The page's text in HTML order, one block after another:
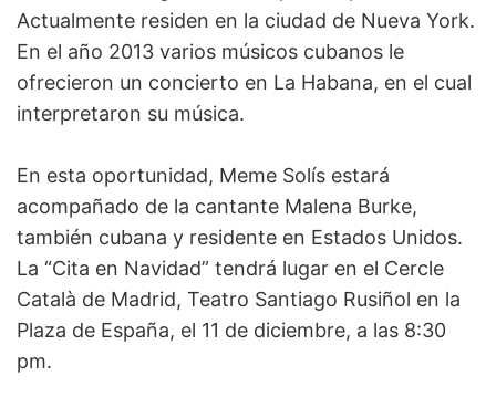
Actualmente residen en la ciudad de Nueva York.
En el año 2013 varios músicos cubanos le
ofrecieron un concierto en La Habana, en el cual
interpretaron su música.
En esta oportunidad, Meme Solís estará
acompañado de la cantante Malena Burke,
también cubana y residente en Estados Unidos.
La “Cita en Navidad” tendrá lugar en el Cercle
Català de Madrid, Teatro Santiago Rusiñol en la
Plaza de España, el 11 de diciembre, a las 8:30
pm.